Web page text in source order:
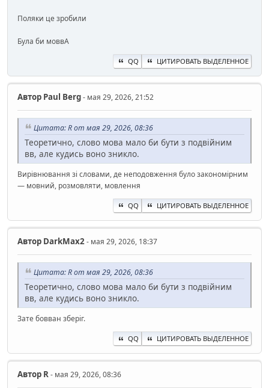
Поляки це зробили
Була би моввА
QQ ЦИТИРОВАТЬ ВЫДЕЛЕННОЕ
Автор Paul Berg- мая 29, 2026, 21:52
Цитата: R от мая 29, 2026, 08:36
Теоретично, слово мова мало би бути з подвійним
вв, але кудись воно зникло.
Вирівнювання зі словами, де неподовження було закономірним
— мовний, розмовляти, мовлення
QQ ЦИТИРОВАТЬ ВЫДЕЛЕННОЕ
Автор DarkMax2- мая 29, 2026, 18:37
Цитата: R от мая 29, 2026, 08:36
Теоретично, слово мова мало би бути з подвійним
вв, але кудись воно зникло.
Зате бовван зберіг.
QQ ЦИТИРОВАТЬ ВЫДЕЛЕННОЕ
Автор R- мая 29, 2026, 08:36